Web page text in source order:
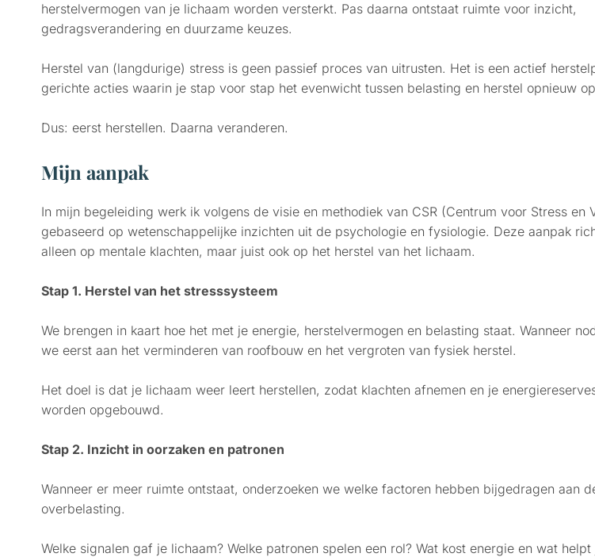
herstelvermogen van je lichaam worden versterkt. Pas daarna ontstaat ruimte voor inzicht,
gedragsverandering en duurzame keuzes.
Herstel van (langdurige) stress is geen passief proces van uitrusten. Het is een actief
gerichte acties waarin je stap voor stap het evenwicht tussen belasting en herstel opnieuw
Dus: eerst herstellen. Daarna veranderen.
Mijn aanpak
In mijn begeleiding werk ik volgens de visie en methodiek van CSR (Centrum voor Stress en
gebaseerd op wetenschappelijke inzichten uit de psychologie en fysiologie. Deze aanpak
alleen op mentale klachten, maar juist ook op het herstel van het lichaam.
Stap 1. Herstel van het stresssysteem
We brengen in kaart hoe het met je energie, herstelvermogen en belasting staat. Wanneer
we eerst aan het verminderen van roofbouw en het vergroten van fysiek herstel.
Het doel is dat je lichaam weer leert herstellen, zodat klachten afnemen en je
worden opgebouwd.
Stap 2. Inzicht in oorzaken en patronen
Wanneer er meer ruimte ontstaat, onderzoeken we welke factoren hebben bijgedragen aan
overbelasting.
Welke signalen gaf je lichaam? Welke patronen spelen een rol? Wat kost energie en wat